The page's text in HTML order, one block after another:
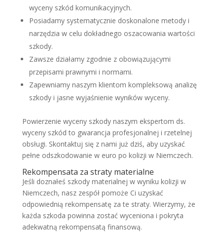
wyceny szkód komunikacyjnych.
Posiadamy systematycznie doskonalone metody i
narzędzia w celu dokładnego oszacowania wartości
szkody.
Zawsze działamy zgodnie z obowiązującymi
przepisami prawnymi i normami.
Zapewniamy naszym klientom kompleksową analizę
szkody i jasne wyjaśnienie wyników wyceny.
Powierzenie wyceny szkody naszym ekspertom ds.
wyceny szkód to gwarancja profesjonalnej i rzetelnej
obsługi. Skontaktuj się z nami już dziś, aby uzyskać
pełne odszkodowanie w euro po kolizji w Niemczech.
Rekompensata za straty materialne
Jeśli doznałeś szkody materialnej w wyniku kolizji w
Niemczech, nasz zespół pomoże Ci uzyskać
odpowiednią rekompensatę za te straty. Wierzymy, że
każda szkoda powinna zostać wyceniona i pokryta
adekwatną rekompensatą finansową.